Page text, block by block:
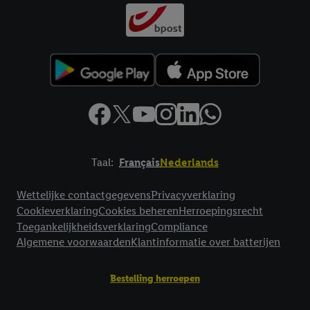
Taal: FrançaisNederlands
Wettelijke contactgegevensPrivacyverklaring
CookieverklaringCookies beherenHerroepingsrecht
ToegankelijkheidsverklaringCompliance
Algemene voorwaardenKlantinformatie over batterijen
Bestelling herroepen